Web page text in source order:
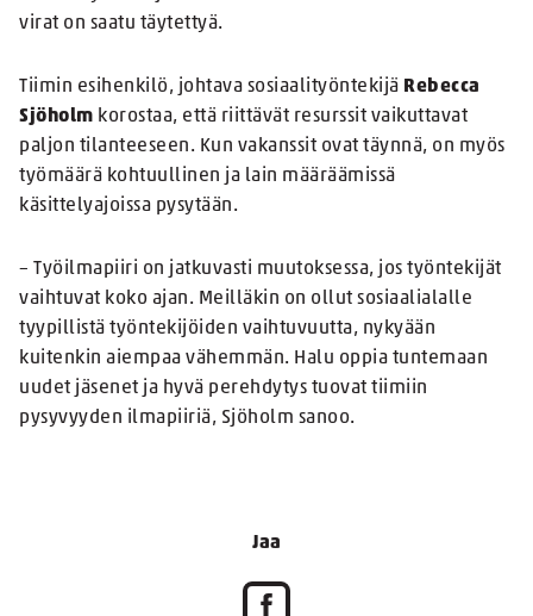
virat on saatu täytettyä.
Tiimin esihenkilö, johtava sosiaalityöntekijä Rebecca
Sjöholm korostaa, että riittävät resurssit vaikuttavat
paljon tilanteeseen. Kun vakanssit ovat täynnä, on myös
työmäärä kohtuullinen ja lain määräämissä
käsittelyajoissa pysytään.
– Työilmapiiri on jatkuvasti muutoksessa, jos työntekijät
vaihtuvat koko ajan. Meilläkin on ollut sosiaalialalle
tyypillistä työntekijöiden vaihtuvuutta, nykyään
kuitenkin aiempaa vähemmän. Halu oppia tuntemaan
uudet jäsenet ja hyvä perehdytys tuovat tiimiin
pysyvyyden ilmapiiriä, Sjöholm sanoo.
Jaa